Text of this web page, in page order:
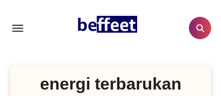
konten
energi terbarukan